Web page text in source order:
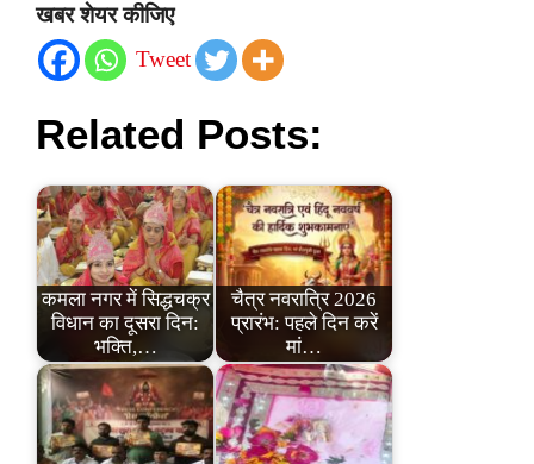
खबर शेयर कीजिए
Tweet
Related Posts:
कमला नगर में सिद्धचक्र
विधान का दूसरा दिन:
भक्ति,…
चैत्र नवरात्रि 2026
प्रारंभ: पहले दिन करें
मां…